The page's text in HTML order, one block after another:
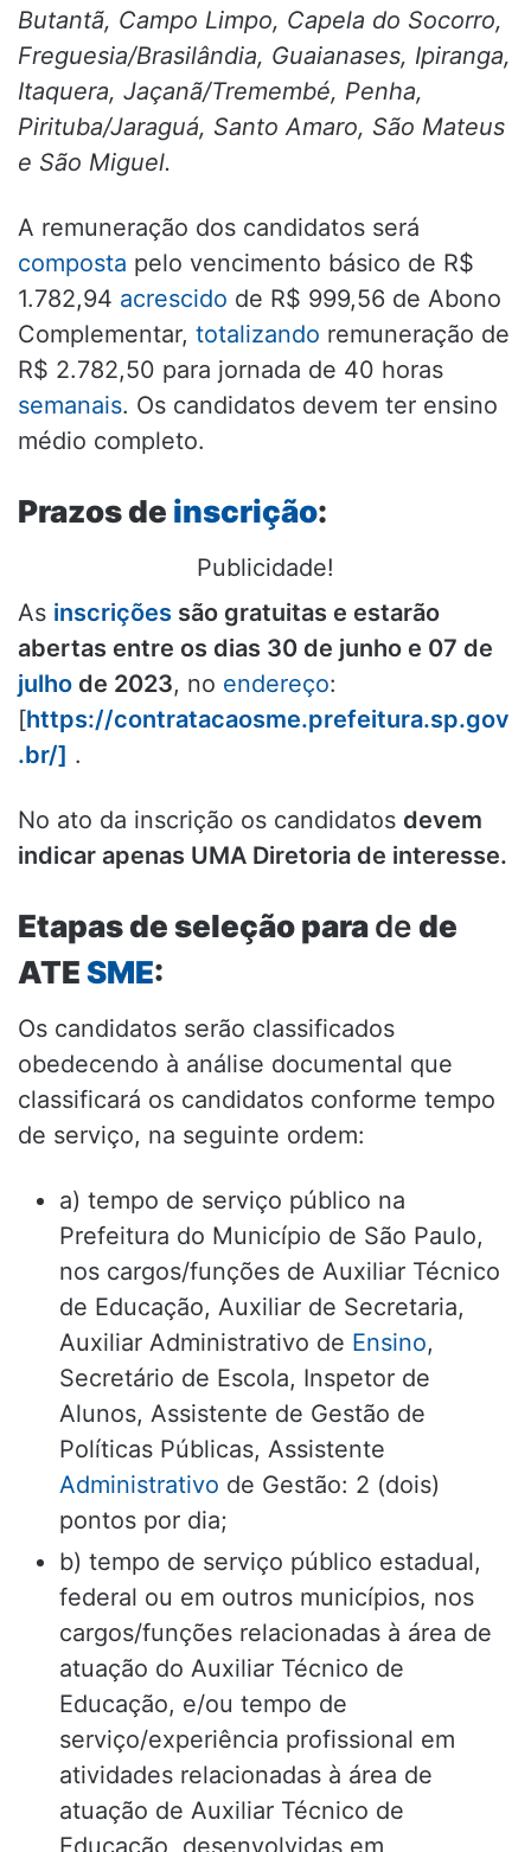
Butantã, Campo Limpo, Capela do Socorro,
Freguesia/Brasilândia, Guaianases, Ipiranga,
Itaquera, Jaçanã/Tremembé, Penha,
Pirituba/Jaraguá, Santo Amaro, São Mateus
e São Miguel.
A remuneração dos candidatos será
composta pelo vencimento básico de R$
1.782,94 acrescido de R$ 999,56 de Abono
Complementar, totalizando remuneração de
R$ 2.782,50 para jornada de 40 horas
semanais. Os candidatos devem ter ensino
médio completo.
Prazos de inscrição:
Publicidade!
As inscrições são gratuitas e estarão
abertas entre os dias 30 de junho e 07 de
julho de 2023, no endereço:
[https://contratacaosme.prefeitura.sp.gov
.br/] .
No ato da inscrição os candidatos devem
indicar apenas UMA Diretoria de interesse.
Etapas de seleção paradede
ATESME:
Os candidatos serão classificados
obedecendo à análise documental que
classificará os candidatos conforme tempo
de serviço, na seguinte ordem:
a) tempo de serviço público na
Prefeitura do Município de São Paulo,
nos cargos/funções de Auxiliar Técnico
de Educação, Auxiliar de Secretaria,
Auxiliar Administrativo de Ensino,
Secretário de Escola, Inspetor de
Alunos, Assistente de Gestão de
Políticas Públicas, Assistente
Administrativo de Gestão: 2 (dois)
pontos por dia;
b) tempo de serviço público estadual,
federal ou em outros municípios, nos
cargos/funções relacionadas à área de
atuação do Auxiliar Técnico de
Educação, e/ou tempo de
serviço/experiência profissional em
atividades relacionadas à área de
atuação de Auxiliar Técnico de
Educação, desenvolvidas em